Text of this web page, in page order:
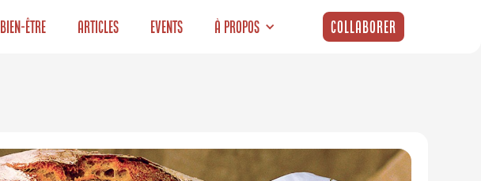
Bien-être Articles Events À propos Collaborer